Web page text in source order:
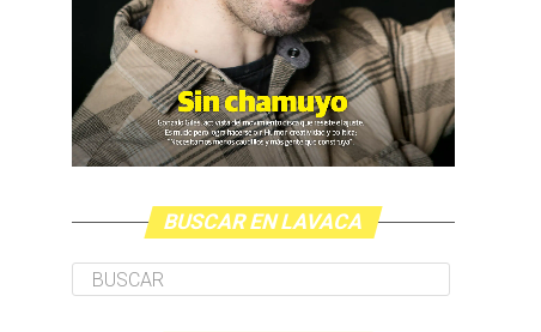
BUSCAR EN LAVACA